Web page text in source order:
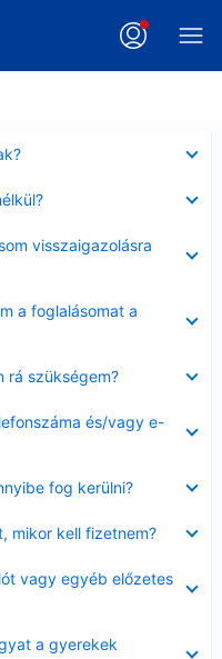
visszaigazolásra
a foglalásomat a
rá szükségem?
és/vagy e-
fog kerülni?
mikor kell fizetnem?
vagy egyéb előzetes
a gyerekek